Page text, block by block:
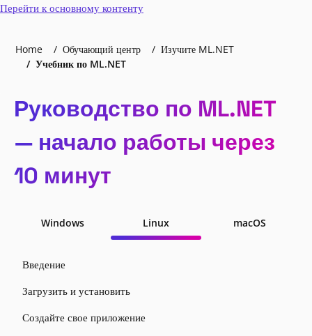
Перейти к основному контенту
Home Обучающий центр
Изучите ML.NET
Учебник по ML.NET
Руководство по ML.NET
— начало работы через
10 минут
Windows Linux macOS
Введение
Загрузить и установить
Создайте свое приложение